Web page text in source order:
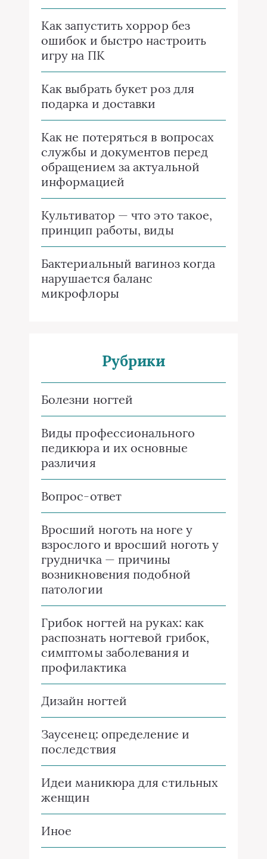
Как запустить хоррор без
ошибок и быстро настроить
игру на ПК
Как выбрать букет роз для
подарка и доставки
Как не потеряться в вопросах
службы и документов перед
обращением за актуальной
информацией
Культиватор — что это такое,
принцип работы, виды
Бактериальный вагиноз когда
нарушается баланс
микрофлоры
Рубрики
Болезни ногтей
Виды профессионального
педикюра и их основные
различия
Вопрос-ответ
Вросший ноготь на ноге у
взрослого и вросший ноготь у
грудничка — причины
возникновения подобной
патологии
Грибок ногтей на руках: как
распознать ногтевой грибок,
симптомы заболевания и
профилактика
Дизайн ногтей
Заусенец: определение и
последствия
Идеи маникюра для стильных
женщин
Иное